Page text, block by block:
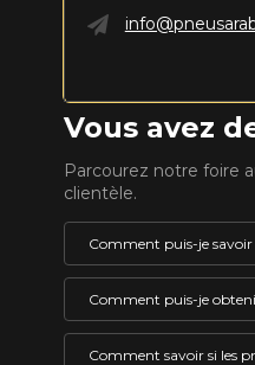
Vous avez
Parcourez notre foire
clientèle.
Comment puis-je savoir
Un pneu pouvant
le pictogramme
Comment puis-je
La remise postale
Comment savoir si les